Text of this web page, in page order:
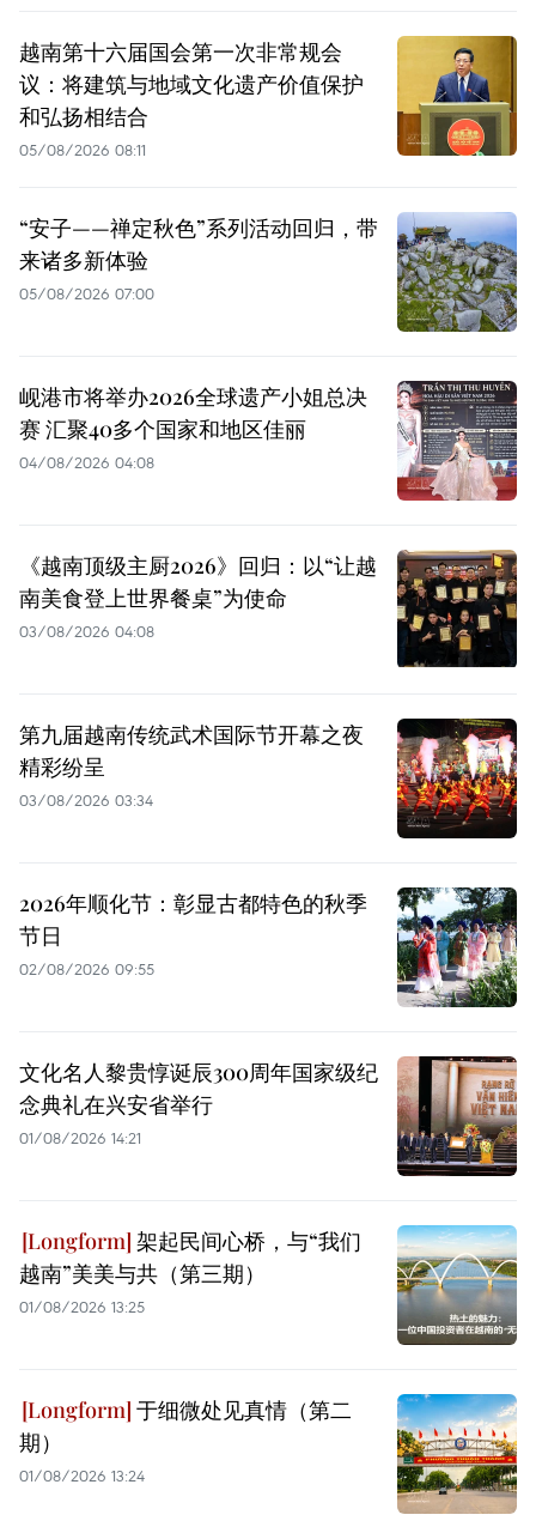
越南第十六届国会第一次非常规会
议：将建筑与地域文化遗产价值保护
和弘扬相结合
05/08/2026 08:11
“安子——禅定秋色”系列活动回归，带
来诸多新体验
05/08/2026 07:00
岘港市将举办2026全球遗产小姐总决
赛 汇聚40多个国家和地区佳丽
04/08/2026 04:08
《越南顶级主厨2026》回归：以“让越
南美食登上世界餐桌”为使命
03/08/2026 04:08
第九届越南传统武术国际节开幕之夜
精彩纷呈
03/08/2026 03:34
2026年顺化节：彰显古都特色的秋季
节日
02/08/2026 09:55
文化名人黎贵惇诞辰300周年国家级纪
念典礼在兴安省举行
01/08/2026 14:21
架起民间心桥，与“我们
越南”美美与共（第三期）
01/08/2026 13:25
于细微处见真情（第二
期）
01/08/2026 13:24